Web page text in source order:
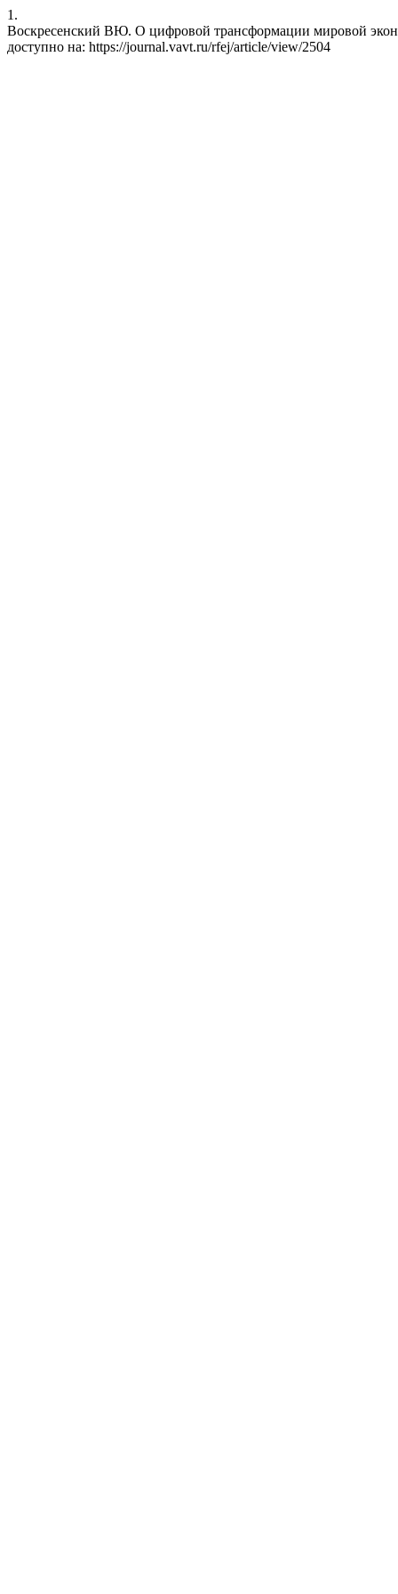
1.
Воскресенский ВЮ. О цифровой трансформации мировой
доступно на: https://journal.vavt.ru/rfej/article/view/2504